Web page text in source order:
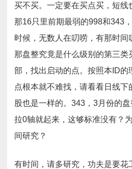
买不买。一定要在买点买，短线
那16只里前期最弱的998和343
时候，无数人在叨唠，有那时间
那盘整究竟是什么级别的第三类
部，找出启动的点。按照本ID的
点根本就不难找，请看看日线
股也是一样的。343，3月份的
拉0轴就起来，这够标准没有？
间研究？
有时间，请多研究，功夫是要花